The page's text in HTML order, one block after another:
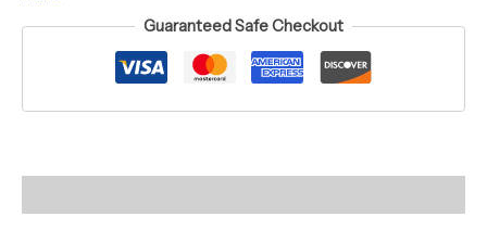
Guaranteed Safe Checkout